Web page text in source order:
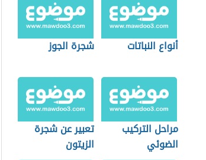
أنواع النباتات شجرة الجوز
مراحل التركيب
الضوئي
تعبير عن شجرة
الزيتون